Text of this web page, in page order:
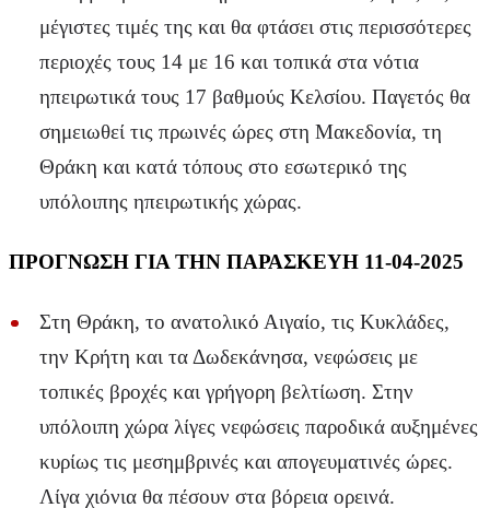
μέγιστες τιμές της και θα φτάσει στις περισσότερες
περιοχές τους 14 με 16 και τοπικά στα νότια
ηπειρωτικά τους 17 βαθμούς Κελσίου. Παγετός θα
σημειωθεί τις πρωινές ώρες στη Μακεδονία, τη
Θράκη και κατά τόπους στο εσωτερικό της
υπόλοιπης ηπειρωτικής χώρας.
ΠΡΟΓΝΩΣΗ ΓΙΑ ΤΗΝ ΠΑΡΑΣΚΕΥΗ 11-04-2025
Στη Θράκη, το ανατολικό Αιγαίο, τις Κυκλάδες,
την Κρήτη και τα Δωδεκάνησα, νεφώσεις με
τοπικές βροχές και γρήγορη βελτίωση. Στην
υπόλοιπη χώρα λίγες νεφώσεις παροδικά αυξημένες
κυρίως τις μεσημβρινές και απογευματινές ώρες.
Λίγα χιόνια θα πέσουν στα βόρεια ορεινά.